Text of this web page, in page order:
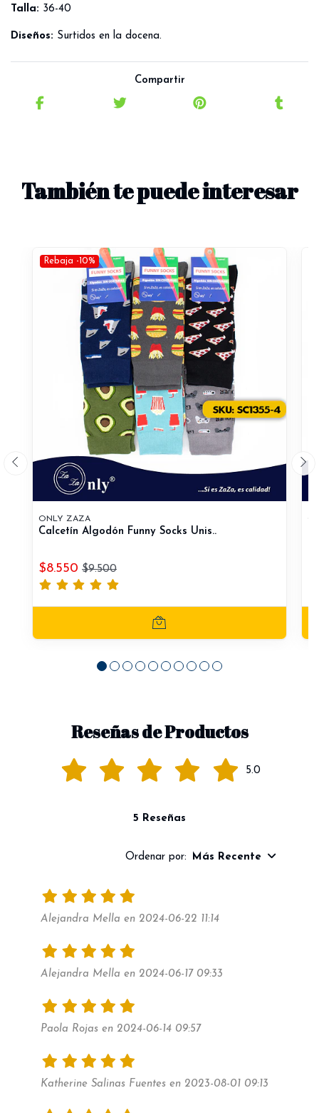
Talla: 36-40
Diseños: Surtidos en la docena.
Compartir
También te puede interesar
Rebaja -10%
ONLY ZAZA
Calcetín Algodón Funny Socks Unis..
$8.550 $9.500
Reseñas de Productos
5.0
5 Reseñas
Ordenar por: Más Recente
Alejandra Mella en 2024-06-22 11:14
Alejandra Mella en 2024-06-17 09:33
Paola Rojas en 2024-06-14 09:57
Katherine Salinas Fuentes en 2023-08-01 09:13